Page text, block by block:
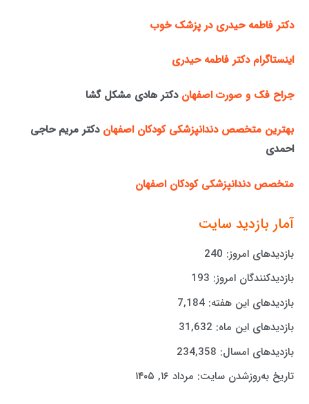
دکتر فاطمه حیدری در پزشک خوب
اینستاگرام دکتر فاطمه حیدری
جراح فک و صورت اصفهان دکتر هادی مشکل گشا
بهترین متخصص دندانپزشکی کودکان اصفهان دکتر مریم حاجی
احمدی
متخصص دندانپزشکی کودکان اصفهان
آمار بازدید سایت
بازدیدهای امروز: 240
بازدیدکنندگان امروز: 193
بازدیدهای این هفته:7,184
بازدیدهای این ماه: 31,632
بازدیدهای امسال: 234,358
تاریخ به‌روزشدن سایت: مرداد ۱۶, ۱۴۰۵